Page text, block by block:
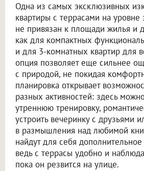
Одна из самых эксклюзивных
квартиры с террасами на
не привязан к площади жилья и
как для компактных
и для 3-комнатных квартир для
опция позволяет еще сильнее
с природой, не покидая
планировка открывает
разных активностей: здесь
утреннюю тренировку,
устроить вечеринку с друзьями
в размышления над любимой
найдут для себя
ведь с террасы удобно и
пока он резвится на улице.